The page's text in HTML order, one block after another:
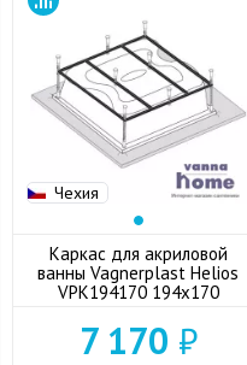
Чехия
Каркас для акриловой
ванны Vagnerplast Helios
VPK194170 194x170
7 170 ₽